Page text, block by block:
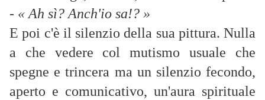
- « Ah sì? Anch'io sa!? »
E poi c'è il silenzio della sua pittura. Nulla
a che vedere col mutismo usuale che
spegne e trincera ma un silenzio fecondo,
aperto e comunicativo, un'aura spirituale